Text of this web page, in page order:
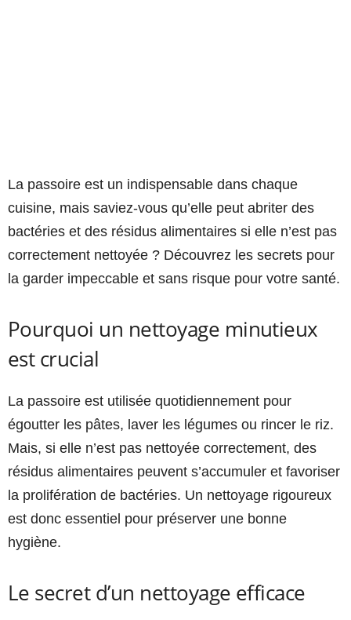
La passoire est un indispensable dans chaque
cuisine, mais saviez-vous qu’elle peut abriter des
bactéries et des résidus alimentaires si elle n’est pas
correctement nettoyée ? Découvrez les secrets pour
la garder impeccable et sans risque pour votre santé.
Pourquoi un nettoyage minutieux
est crucial
La passoire est utilisée quotidiennement pour
égoutter les pâtes, laver les légumes ou rincer le riz.
Mais, si elle n’est pas nettoyée correctement, des
résidus alimentaires peuvent s’accumuler et favoriser
la prolifération de bactéries. Un nettoyage rigoureux
est donc essentiel pour préserver une bonne
hygiène.
Le secret d’un nettoyage efficace